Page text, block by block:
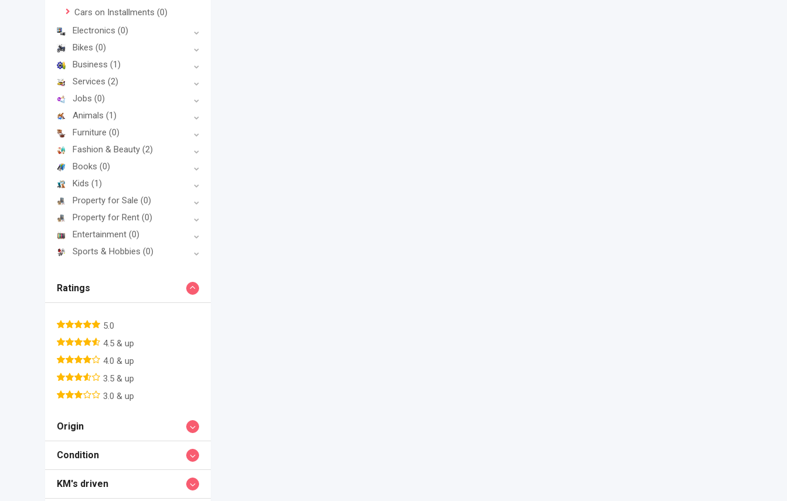
Cars on Installments (0)
Electronics (0)
Bikes (0)
Business (1)
Services (2)
Jobs (0)
Animals (1)
Furniture (0)
Fashion & Beauty (2)
Books (0)
Kids (1)
Property for Sale (0)
Property for Rent (0)
Entertainment (0)
Sports & Hobbies (0)
Ratings
5.0
4.5 & up
4.0 & up
3.5 & up
3.0 & up
Origin
Condition
KM's driven